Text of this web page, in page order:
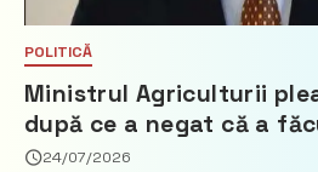
POLITICĂ
Ministrul Agriculturii
după ce a negat că a
Partidul Democrat
24/07/2026